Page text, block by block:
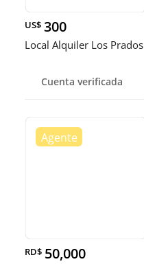
US$ 300
Local Alquiler Los Prados
Cuenta verificada
RD$ 50,000